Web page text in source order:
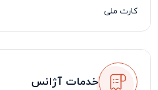
کارت ملی
خدمات آژانس